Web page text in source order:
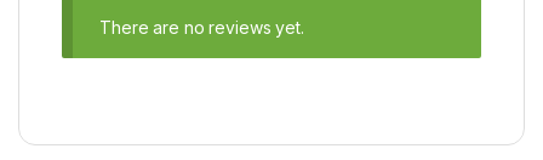
There are no reviews yet.